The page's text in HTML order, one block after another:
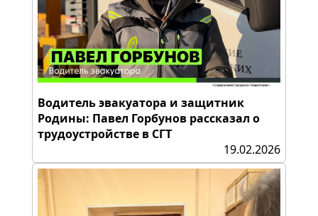
Водитель эвакуатора и защитник
Родины: Павел Горбунов рассказал о
трудоустройстве в СГТ
19.02.2026